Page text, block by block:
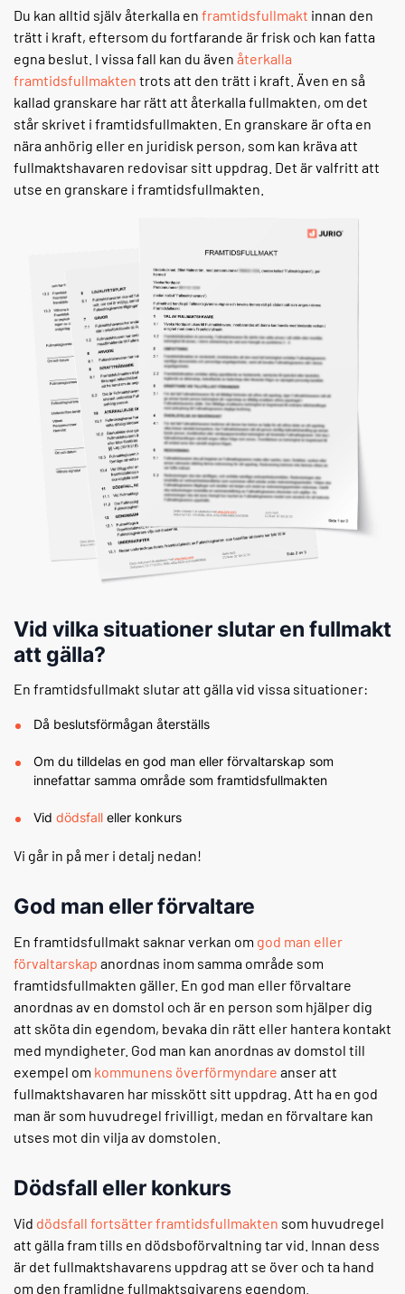
Du kan alltid själv återkalla en framtidsfullmakt innan den
trätt i kraft, eftersom du fortfarande är frisk och kan fatta
egna beslut. I vissa fall kan du även återkalla
framtidsfullmakten trots att den trätt i kraft. Även en så
kallad granskare har rätt att återkalla fullmakten, om det
står skrivet i framtidsfullmakten. En granskare är ofta en
nära anhörig eller en juridisk person, som kan kräva att
fullmaktshavaren redovisar sitt uppdrag. Det är valfritt att
utse en granskare i framtidsfullmakten.
Vid vilka situationer slutar en fullmakt
att gälla?
En framtidsfullmakt slutar att gälla vid vissa situationer:
Då beslutsförmågan återställs
Om du tilldelas en god man eller förvaltarskap som
innefattar samma område som framtidsfullmakten
Vid dödsfall eller konkurs
Vi går in på mer i detalj nedan!
God man eller förvaltare
En framtidsfullmakt saknar verkan om god man eller
förvaltarskap anordnas inom samma område som
framtidsfullmakten gäller. En god man eller förvaltare
anordnas av en domstol och är en person som hjälper dig
att sköta din egendom, bevaka din rätt eller hantera kontakt
med myndigheter. God man kan anordnas av domstol till
exempel om kommunens överförmyndare anser att
fullmaktshavaren har misskött sitt uppdrag. Att ha en god
man är som huvudregel frivilligt, medan en förvaltare kan
utses mot din vilja av domstolen.
Dödsfall eller konkurs
Vid dödsfall fortsätter framtidsfullmakten som huvudregel
att gälla fram tills en dödsboförvaltning tar vid. Innan dess
är det fullmaktshavarens uppdrag att se över och ta hand
om den framlidne fullmaktsgivarens egendom.